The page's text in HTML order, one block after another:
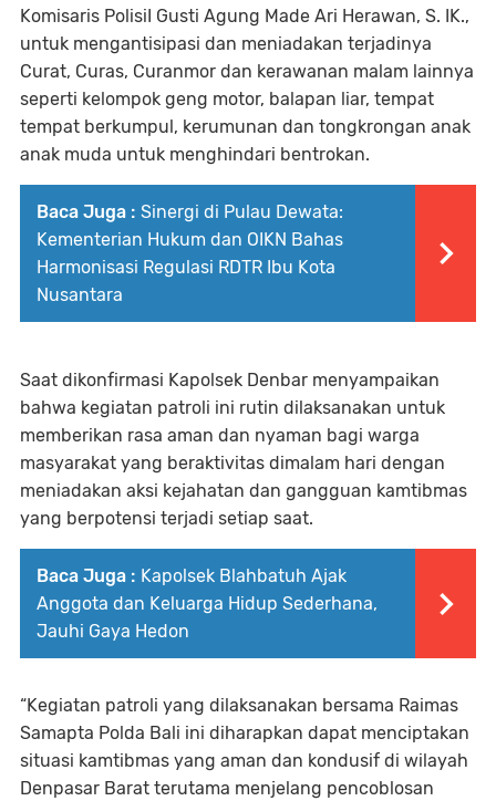
Komisaris PolisiI Gusti Agung Made Ari Herawan, S. IK.,
untuk mengantisipasi dan meniadakan terjadinya
Curat, Curas, Curanmor dan kerawanan malam lainnya
seperti kelompok geng motor, balapan liar, tempat
tempat berkumpul, kerumunan dan tongkrongan anak
anak muda untuk menghindari bentrokan.
Baca Juga : Sinergi di Pulau Dewata:
Kementerian Hukum dan OIKN Bahas
Harmonisasi Regulasi RDTR Ibu Kota
Nusantara
Saat dikonfirmasi Kapolsek Denbar menyampaikan
bahwa kegiatan patroli ini rutin dilaksanakan untuk
memberikan rasa aman dan nyaman bagi warga
masyarakat yang beraktivitas dimalam hari dengan
meniadakan aksi kejahatan dan gangguan kamtibmas
yang berpotensi terjadi setiap saat.
Baca Juga : Kapolsek Blahbatuh Ajak
Anggota dan Keluarga Hidup Sederhana,
Jauhi Gaya Hedon
“Kegiatan patroli yang dilaksanakan bersama Raimas
Samapta Polda Bali ini diharapkan dapat menciptakan
situasi kamtibmas yang aman dan kondusif di wilayah
Denpasar Barat terutama menjelang pencoblosan